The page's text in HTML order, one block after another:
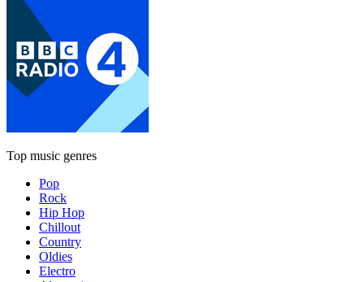
Top music genres
Pop
Rock
Hip Hop
Chillout
Country
Oldies
Electro